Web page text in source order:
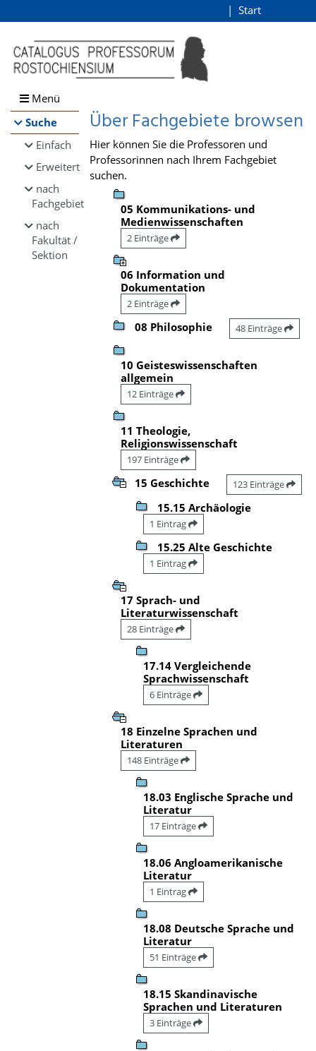
Browsen
direkt zum Inhalt
Start
Menü
Suche
Einfach
Erweitert
nach
Fachgebiet
nach
Fakultät /
Sektion
Über Fachgebiete browsen
Hier können Sie die Professoren und
Professorinnen nach Ihrem Fachgebiet
suchen.
05 Kommunikations- und
Medienwissenschaften
2 Einträge
06 Information und
Dokumentation
2 Einträge
08 Philosophie 48 Einträge
10 Geisteswissenschaften
allgemein
12 Einträge
11 Theologie,
Religionswissenschaft
197 Einträge
15 Geschichte 123 Einträge
15.15 Archäologie
1 Eintrag
15.25 Alte Geschichte
1 Eintrag
17 Sprach- und
Literaturwissenschaft
28 Einträge
17.14 Vergleichende
Sprachwissenschaft
6 Einträge
18 Einzelne Sprachen und
Literaturen
148 Einträge
18.03 Englische Sprache und
Literatur
17 Einträge
18.06 Angloamerikanische
Literatur
1 Eintrag
18.08 Deutsche Sprache und
Literatur
51 Einträge
18.15 Skandinavische
Sprachen und Literaturen
3 Einträge